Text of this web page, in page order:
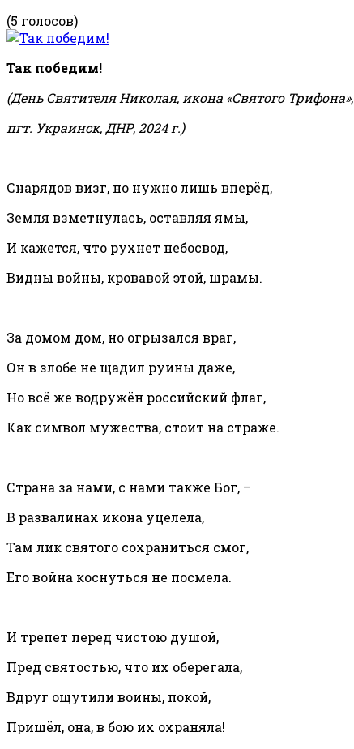
(5 голосов)
Так победим!
(День Святителя Николая, икона «Святого Трифона»,
пгт. Украинск, ДНР, 2024 г.)
Снарядов визг, но нужно лишь вперёд,
Земля взметнулась, оставляя ямы,
И кажется, что рухнет небосвод,
Видны войны, кровавой этой, шрамы.
За домом дом, но огрызался враг,
Он в злобе не щадил руины даже,
Но всё же водружён российский флаг,
Как символ мужества, стоит на страже.
Страна за нами, с нами также Бог, –
В развалинах икона уцелела,
Там лик святого сохраниться смог,
Его война коснуться не посмела.
И трепет перед чистою душой,
Пред святостью, что их оберегала,
Вдруг ощутили воины, покой,
Пришёл, она, в бою их охраняла!